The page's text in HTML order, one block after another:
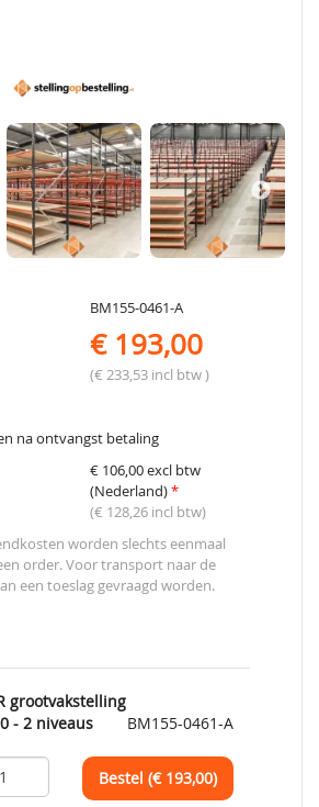
BM155-0461-A
€ 193,00
(€ 233,53 incl btw )
na ontvangst betaling
€ 106,00 excl btw
(Nederland)*
(€ 128,26 incl btw)
worden slechts eenmaal
order. Voor transport naar de
een toeslag gevraagd worden.
grootvakstelling
- 2 niveaus
BM155-0461-A
Bestel (€ 193,00)